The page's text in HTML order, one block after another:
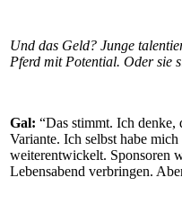
Und das Geld? Junge
Pferd mit Potential. Oder sie
Gal: “Das stimmt. Ich denke,
Variante. Ich selbst habe
weiterentwickelt. Sponsoren
Lebensabend verbringen.